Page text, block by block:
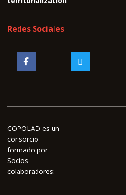
Redes Sociales
COPOLAD es un
consorcio
formado por
Socios
colaboradores: